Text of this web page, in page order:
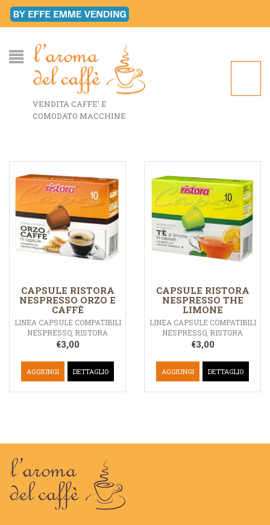
VENDITA CAFFE' E
COMODATO MACCHINE
CAPSULE RISTORA
NESPRESSO ORZO E
CAFFÈ
LINEA CAPSULE COMPATIBILI
NESPRESSO, RISTORA
€3,00
AGGIUNGI DETTAGLIO
CAPSULE RISTORA
NESPRESSO THE
LIMONE
LINEA CAPSULE COMPATIBILI
NESPRESSO, RISTORA
€3,00
AGGIUNGI DETTAGLIO